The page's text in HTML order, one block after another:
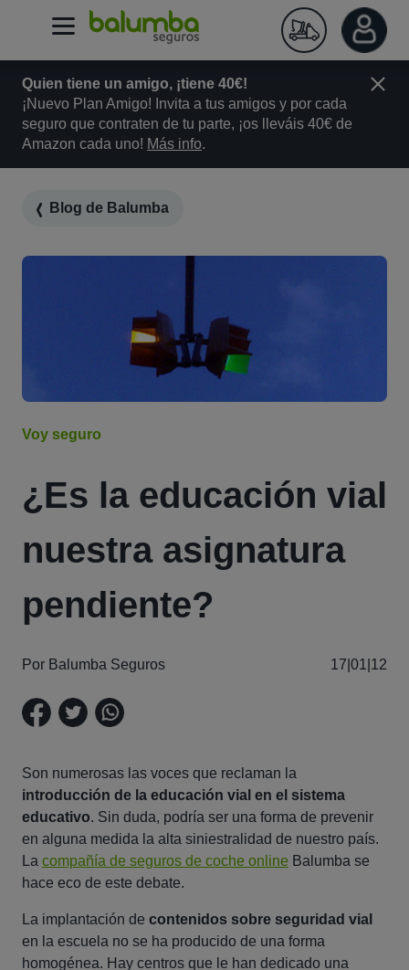
Quien tiene un amigo, ¡tiene 40€!
¡Nuevo Plan Amigo! Invita a tus amigos y por cada
seguro que contraten de tu parte, ¡os lleváis 40€ de
Amazon cada uno! Más info.
Blog de Balumba
Voy seguro
¿Es la educación vial
nuestra asignatura
pendiente?
Por Balumba Seguros 17|01|12
Son numerosas las voces que reclaman la
introducción de la educación vial en el sistema
educativo. Sin duda, podría ser una forma de prevenir
en alguna medida la alta siniestralidad de nuestro país.
La compañía de seguros de coche online Balumba se
hace eco de este debate.
La implantación de contenidos sobre seguridad vial
en la escuela no se ha producido de una forma
homogénea. Hay centros que le han dedicado una